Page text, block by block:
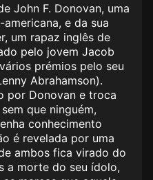
John F. Donovan, uma
e da sua
um rapaz inglês de
pelo jovem Jacob
prémios pelo seu
Abrahamson).
por Donovan e troca
que ninguém,
conhecimento
é revelada por uma
ambos fica virado do
a morte do seu ídolo,